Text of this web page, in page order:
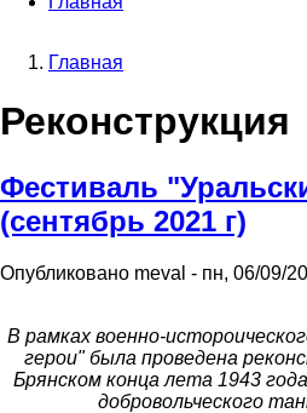
навигации
Главная
Реконструкция
Фестиваль
(сентябрь 2021 г)
Опубликовано meval - пн, 06/09/
В рамках военно-
герои" была проведена
Брянском конца лета 1943
добровольческого